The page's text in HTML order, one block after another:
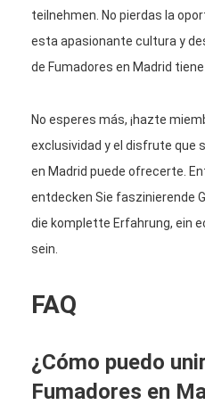
teilnehmen. No pierdas la
esta apasionante cultura y
de Fumadores en Madrid
No esperes más, ¡hazte
exclusividad y el disfrute que
en Madrid puede ofrecerte.
entdecken Sie faszinierende
die komplette Erfahrung, ein
sein.
FAQ
¿Cómo puedo
Fumadores en